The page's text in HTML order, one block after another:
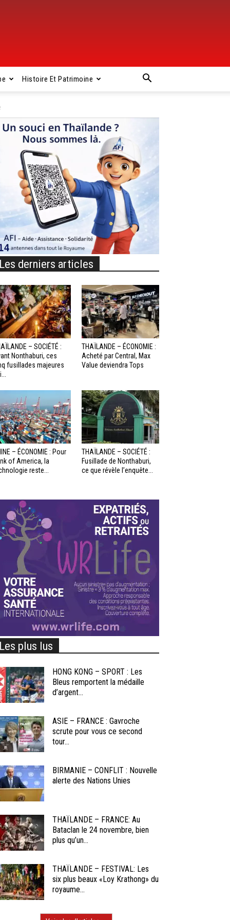
Histoire Et Patrimoine
Les derniers articles
– SOCIÉTÉ :
Nonthaburi, ces
fusillades majeures
THAÏLANDE – ÉCONOMIE :
Acheté par Central, Max
Value deviendra Tops
– ÉCONOMIE : Pour
of America, la
reste...
THAÏLANDE – SOCIÉTÉ :
Fusillade de Nonthaburi,
ce que révèle l’enquête...
Les plus lus
HONG KONG – SPORT : Les
Bleus remportent la médaille
d’argent...
ASIE – FRANCE : Gavroche
scrute pour vous ce second
tour...
BIRMANIE – CONFLIT : Nouvelle
alerte des Nations Unies
THAÏLANDE – FRANCE: Au
Bataclan le 24 novembre, bien
plus qu’un...
THAÏLANDE – FESTIVAL: Les
six plus beaux «Loy Krathong» du
royaume...